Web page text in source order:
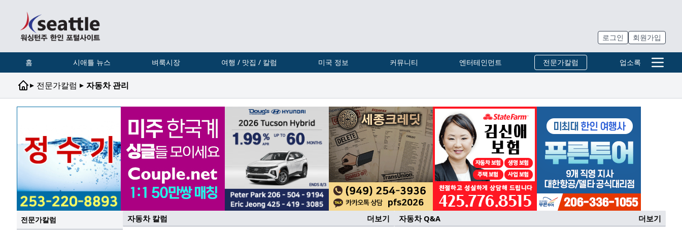
로그인 회원가입
홈 시애틀 뉴스 벼룩시장 여행 / 맛집 / 칼럼 미국 정보 커뮤니티 엔터테인먼트 전문가칼럼 업소록
▸ 전문가칼럼 ▸ 자동차 관리
전문가칼럼
자동차 칼럼
더보기
자동차 Q&A
더보기